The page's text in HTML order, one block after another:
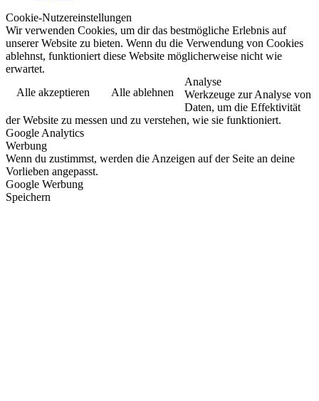
Cookie-Nutzereinstellungen
Wir verwenden Cookies, um dir das bestmögliche Erlebnis auf
unserer Website zu bieten. Wenn du die Verwendung von Cookies
ablehnst, funktioniert diese Website möglicherweise nicht wie
erwartet.
Alle akzeptieren
Alle ablehnen
Analyse
Werkzeuge zur Analyse von
Daten, um die Effektivität
der Website zu messen und zu verstehen, wie sie funktioniert.
Google Analytics
Werbung
Wenn du zustimmst, werden die Anzeigen auf der Seite an deine
Vorlieben angepasst.
Google Werbung
Speichern